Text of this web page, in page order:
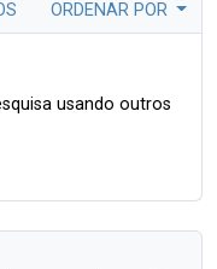
ORDENAR POR
usando outros